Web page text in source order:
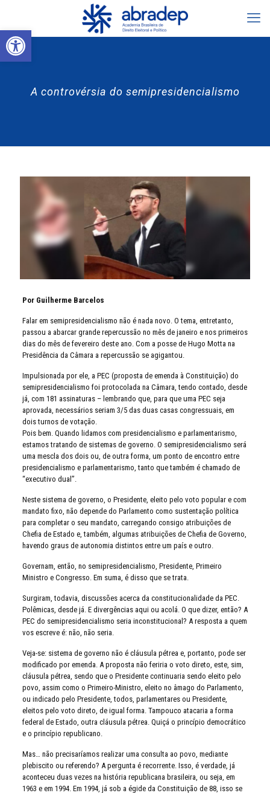
Abrir a barra de ferramentas
A controvérsia do semipresidencialismo
Por Guilherme Barcelos
Falar em semipresidencialismo não é nada novo. O tema, entretanto,
passou a abarcar grande repercussão no mês de janeiro e nos primeiros
dias do mês de fevereiro deste ano. Com a posse de Hugo Motta na
Presidência da Câmara a repercussão se agigantou.
Impulsionada por ele, a PEC (proposta de emenda à Constituição) do
semipresidencialismo foi protocolada na Câmara, tendo contado, desde
já, com 181 assinaturas – lembrando que, para que uma PEC seja
aprovada, necessários seriam 3/5 das duas casas congressuais, em
dois turnos de votação.
Pois bem. Quando lidamos com presidencialismo e parlamentarismo,
estamos tratando de sistemas de governo. O semipresidencialismo será
uma mescla dos dois ou, de outra forma, um ponto de encontro entre
presidencialismo e parlamentarismo, tanto que também é chamado de
“executivo dual”.
Neste sistema de governo, o Presidente, eleito pelo voto popular e com
mandato fixo, não depende do Parlamento como sustentação política
para completar o seu mandato, carregando consigo atribuições de
Chefia de Estado e, também, algumas atribuições de Chefia de Governo,
havendo graus de autonomia distintos entre um país e outro.
Governam, então, no semipresidencialismo, Presidente, Primeiro
Ministro e Congresso. Em suma, é disso que se trata.
Surgiram, todavia, discussões acerca da constitucionalidade da PEC.
Polêmicas, desde já. E divergências aqui ou acolá. O que dizer, então? A
PEC do semipresidencialismo seria inconstitucional? A resposta a quem
vos escreve é: não, não seria.
Veja-se: sistema de governo não é cláusula pétrea e, portanto, pode ser
modificado por emenda. A proposta não feriria o voto direto, este, sim,
cláusula pétrea, sendo que o Presidente continuaria sendo eleito pelo
povo, assim como o Primeiro-Ministro, eleito no âmago do Parlamento,
ou indicado pelo Presidente, todos, parlamentares ou Presidente,
eleitos pelo voto direto, de igual forma. Tampouco atacaria a forma
federal de Estado, outra cláusula pétrea. Quiçá o princípio democrático
e o princípio republicano.
Mas… não precisaríamos realizar uma consulta ao povo, mediante
plebiscito ou referendo? A pergunta é recorrente. Isso, é verdade, já
aconteceu duas vezes na história republicana brasileira, ou seja, em
1963 e em 1994. Em 1994, já sob a égide da Constituição de 88, isso se